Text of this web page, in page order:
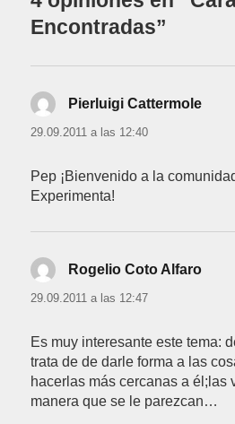
Encontradas”
Pierluigi Cattermole
29.09.2011 a las 12:40
Pep ¡Bienvenido a la
Experimenta!
Rogelio Coto Alfaro
29.09.2011 a las 12:47
Es muy interesante este tema:
trata de de darle forma a las
hacerlas más cercanas a él;las
manera que se le parezcan…